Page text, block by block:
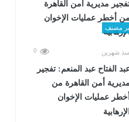
مصنف
منذ شهرين 0
الفتاح عبد المنعم: تفجير
مديرية أمن القاهرة من
أخطر عمليات الإخوان
الإرهابية